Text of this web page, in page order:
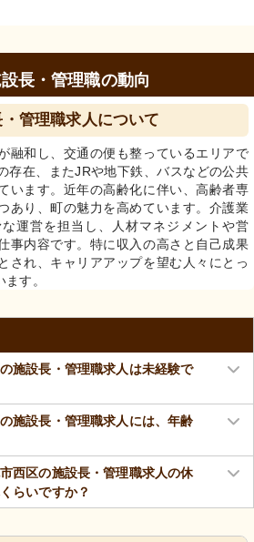
長・管理職の動向
管理職求人について
融和し、交通の便も整っているエリアで
存在、またJRや地下鉄、バスなどの公共
います。近年の高齢化に伴い、高齢者専
あり、町の魅力を高めています。介護業
運営を担当し、人材マネジメントや営
事内容です。特に収入の高さと自己成果
され、キャリアアップを望む人々にとっ
す。
施設長・管理職求人は未経験で
施設長・管理職求人には、年齢
西区の施設長・管理職求人の休
らいですか？